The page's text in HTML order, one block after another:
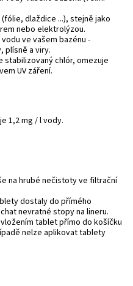
dlaždice ...), stejně jako
nebo elektrolýzou.
ve vašem bazénu -
plísně a viry.
stabilizovaný chlór, omezuje
UV záření.
1,2 mg / l vody.
na hrubé nečistoty ve filtrační
dostaly do přímého
nevratné stopy na lineru.
tablet přímo do košíčku
nelze aplikovat tablety